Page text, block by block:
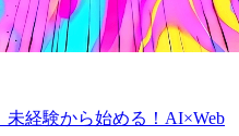
未経験から始める！AI×Web